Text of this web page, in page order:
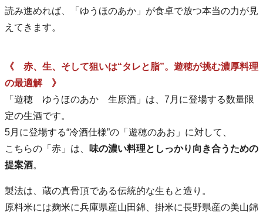
読み進めれば、「ゆうほのあか」が食卓で放つ本当の力が見
えてきます。
《 赤、生、そして狙いは“タレと脂”。遊穂が挑む濃厚料理
の最適解 》
「遊穂 ゆうほのあか 生原酒」は、7月に登場する数量限
定の生酒です。
5月に登場する“冷酒仕様”の「遊穂のあお」に対して、
こちらの「赤」は、
味の濃い料理としっかり向き合うための
提案酒。
製法は、蔵の真骨頂である伝統的な生もと造り。
原料米には麹米に兵庫県産山田錦、掛米に長野県産の美山錦